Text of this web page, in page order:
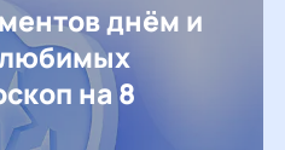
днём и
на 8